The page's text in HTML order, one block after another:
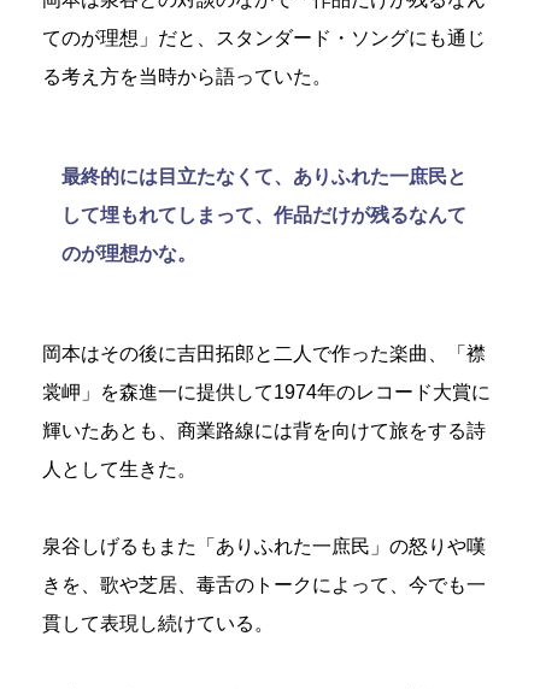
てのが理想」だと、スタンダード・ソングにも通じ
る考え方を当時から語っていた。
最終的には目立たなくて、ありふれた一庶民と
して埋もれてしまって、作品だけが残るなんて
のが理想かな。
岡本はその後に吉田拓郎と二人で作った楽曲、「襟
裳岬」を森進一に提供して1974年のレコード大賞に
輝いたあとも、商業路線には背を向けて旅をする詩
人として生きた。
泉谷しげるもまた「ありふれた一庶民」の怒りや嘆
きを、歌や芝居、毒舌のトークによって、今でも一
貫して表現し続けている。